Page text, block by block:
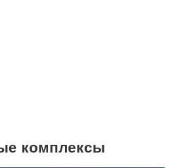
комплексы